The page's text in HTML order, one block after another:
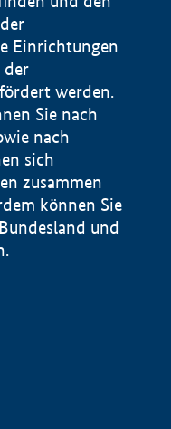
Einrichtungen
der
werden.
Sie nach
nach
sich
zusammen
können Sie
und